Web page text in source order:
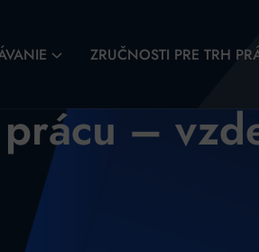
ZRUČNOSTI PRE TRH
–